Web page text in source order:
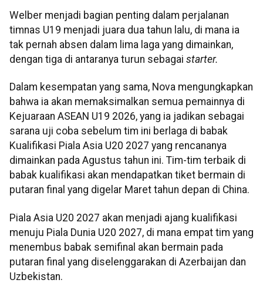
Welber menjadi bagian penting dalam perjalanan
timnas U19 menjadi juara dua tahun lalu, di mana ia
tak pernah absen dalam lima laga yang dimainkan,
dengan tiga di antaranya turun sebagai starter.
Dalam kesempatan yang sama, Nova mengungkapkan
bahwa ia akan memaksimalkan semua pemainnya di
Kejuaraan ASEAN U19 2026, yang ia jadikan sebagai
sarana uji coba sebelum tim ini berlaga di babak
Kualifikasi Piala Asia U20 2027 yang rencananya
dimainkan pada Agustus tahun ini. Tim-tim terbaik di
babak kualifikasi akan mendapatkan tiket bermain di
putaran final yang digelar Maret tahun depan di China.
Piala Asia U20 2027 akan menjadi ajang kualifikasi
menuju Piala Dunia U20 2027, di mana empat tim yang
menembus babak semifinal akan bermain pada
putaran final yang diselenggarakan di Azerbaijan dan
Uzbekistan.